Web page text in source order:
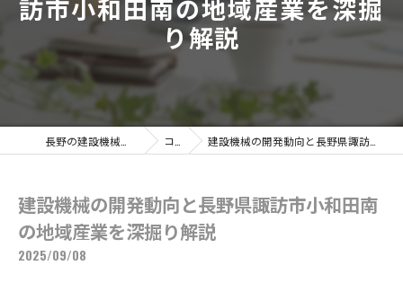
訪市小和田南の地域産業を深掘
り解説
コラム 建設機械の開発動向と長野県諏訪市小和田南の地域産業を深掘り解説
建設機械の開発動向と長野県諏訪市小和田南
の地域産業を深掘り解説
2025/09/08